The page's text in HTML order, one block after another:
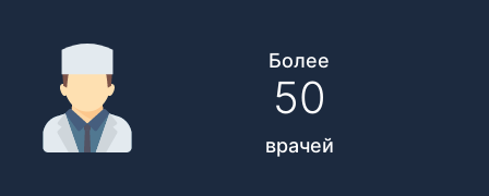
Более
50
врачей